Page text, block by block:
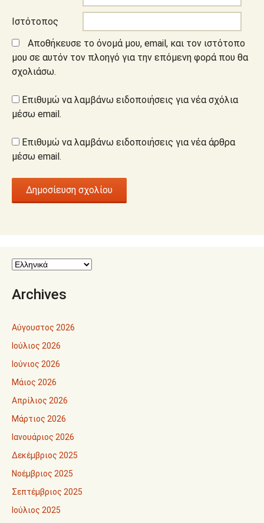
Ιστότοπος
Αποθήκευσε το όνομά μου, email, και τον ιστότοπο
μου σε αυτόν τον πλοηγό για την επόμενη φορά που θα
σχολιάσω.
Επιθυμώ να λαμβάνω ειδοποιήσεις για νέα σχόλια
μέσω email.
Επιθυμώ να λαμβάνω ειδοποιήσεις για νέα άρθρα
μέσω email.
Archives
Αύγουστος 2026
Ιούλιος 2026
Ιούνιος 2026
Μάιος 2026
Απρίλιος 2026
Μάρτιος 2026
Ιανουάριος 2026
Δεκέμβριος 2025
Νοέμβριος 2025
Σεπτέμβριος 2025
Ιούλιος 2025